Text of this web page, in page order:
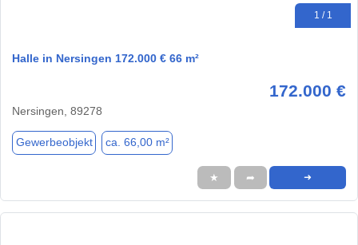
1 / 1
Halle in Nersingen 172.000 € 66 m²
172.000 €
Nersingen, 89278
Gewerbeobjekt ca. 66,00 m²
★ ➦ ➜